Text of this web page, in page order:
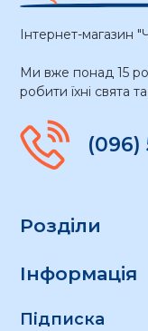
Інтернет-магазин
Ми вже понад 15
робити їхні свята
(096)
Розділи
Інформація
Підписка